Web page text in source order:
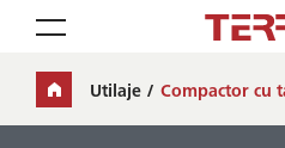
Toggle navigation
Utilaje Compactor cu